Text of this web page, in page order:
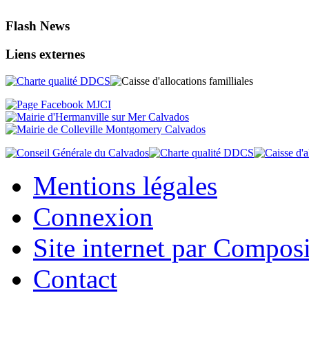
Flash News
Liens externes
Mentions légales
Connexion
Site internet par
Contact